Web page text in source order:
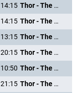
14:15
Thor - The Dark Kingdom
14:15
Thor - The Dark Kingdom
13:15
Thor - The Dark Kingdom
20:15
Thor - The Dark Kingdom
10:50
Thor - The Dark Kingdom
21:15
Thor - The Dark Kingdom